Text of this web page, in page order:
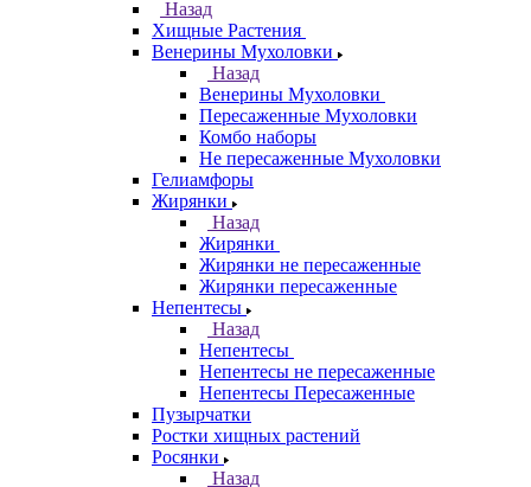
Назад
Хищные Растения
Венерины Мухоловки
Назад
Венерины Мухоловки
Пересаженные Мухоловки
Комбо наборы
Не пересаженные Мухоловки
Гелиамфоры
Жирянки
Назад
Жирянки
Жирянки не пересаженные
Жирянки пересаженные
Непентесы
Назад
Непентесы
Непентесы не пересаженные
Непентесы Пересаженные
Пузырчатки
Ростки хищных растений
Росянки
Назад